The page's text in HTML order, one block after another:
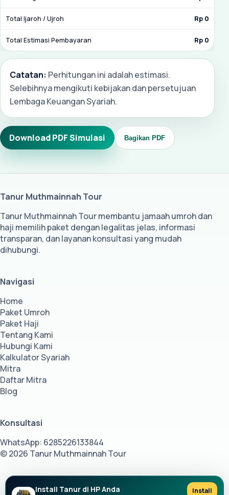
Total Ijaroh / Ujroh Rp 0
Total Estimasi Pembayaran Rp 0
Catatan: Perhitungan ini adalah estimasi.
Selebihnya mengikuti kebijakan dan persetujuan
Lembaga Keuangan Syariah.
Download PDF Simulasi Bagikan PDF
Install Tanur di HP Anda Install
Tanur Muthmainnah Tour
Tanur Muthmainnah Tour membantu jamaah umroh dan
haji memilih paket dengan legalitas jelas, informasi
transparan, dan layanan konsultasi yang mudah
dihubungi.
Navigasi
Home
Paket Umroh
Paket Haji
Tentang Kami
Hubungi Kami
Kalkulator Syariah
Mitra
Daftar Mitra
Blog
Konsultasi
WhatsApp: 6285226133844
© 2026 Tanur Muthmainnah Tour